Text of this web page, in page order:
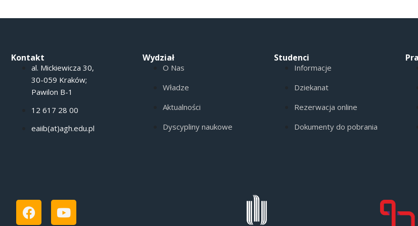
Kontakt
al. Mickiewicza 30,
30-059 Kraków;
Pawilon B-1
12 617 28 00
eaiib(at)agh.edu.pl
Wydział
O Nas
Władze
Aktualności
Dyscypliny naukowe
Studenci
Informacje
Dziekanat
Rezerwacja online
Dokumenty do pobrania